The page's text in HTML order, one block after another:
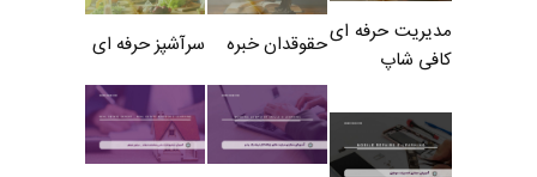
مدیریت حرفه ای
کافی شاپ
حقوقدان خبره سرآشپز حرفه ای